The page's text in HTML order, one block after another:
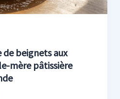
beignets aux
mère pâtissière